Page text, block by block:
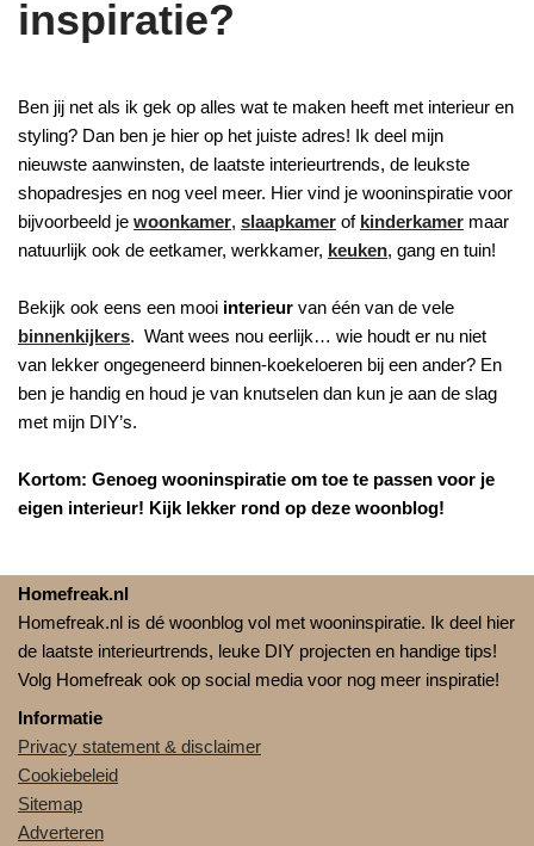
inspiratie?
Ben jij net als ik gek op alles wat te maken heeft met interieur en
styling? Dan ben je hier op het juiste adres! Ik deel mijn
nieuwste aanwinsten, de laatste interieurtrends, de leukste
shopadresjes en nog veel meer. Hier vind je wooninspiratie voor
bijvoorbeeld je woonkamer, slaapkamer of kinderkamer maar
natuurlijk ook de eetkamer, werkkamer, keuken, gang en tuin!
Bekijk ook eens een mooi interieur van één van de vele
binnenkijkers. Want wees nou eerlijk… wie houdt er nu niet
van lekker ongegeneerd binnen-koekeloeren bij een ander? En
ben je handig en houd je van knutselen dan kun je aan de slag
met mijn DIY’s.
Kortom: Genoeg wooninspiratie om toe te passen voor je
eigen interieur! Kijk lekker rond op deze woonblog!
Homefreak.nl
Homefreak.nl is dé woonblog vol met wooninspiratie. Ik deel hier
de laatste interieurtrends, leuke DIY projecten en handige tips!
Volg Homefreak ook op social media voor nog meer inspiratie!
Informatie
Privacy statement & disclaimer
Cookiebeleid
Sitemap
Adverteren